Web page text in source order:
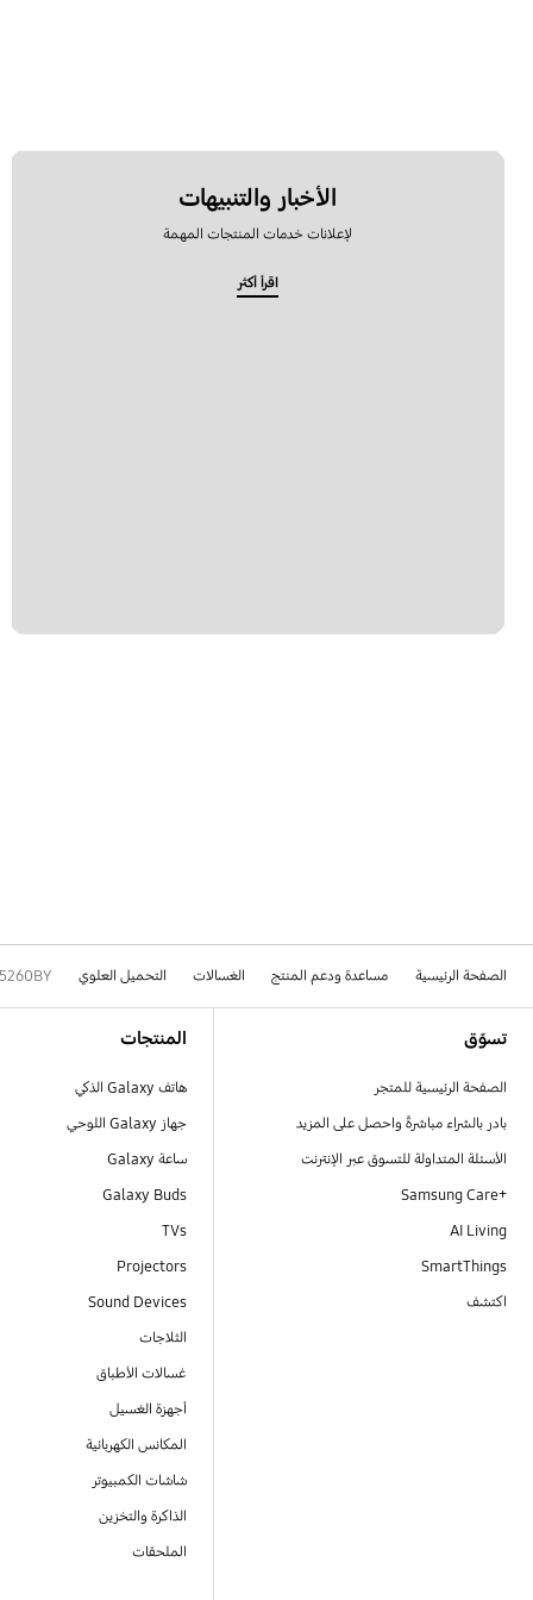
الأخبار والتنبيهات
لإعلانات خدمات المنتجات المهمة
اقرأ أكثر
الصفحة الرئيسية مساعدة ودعم المنتج الغسالات التحميل العلوي
تسوّق
الصفحة الرئيسية للمتجر
بادر بالشراء مباشرةً واحصل على المزيد
الأسئلة المتداولة للتسوق عبر الإنترنت
+Samsung Care
AI Living
SmartThings
اكتشف
المنتجات
هاتف Galaxy الذكي
جهاز Galaxy اللوحي
ساعة Galaxy
Galaxy Buds
TVs
Projectors
Sound Devices
الثلاجات
غسالات الأطباق
أجهزة الغسيل
المكانس الكهربائية
شاشات الكمبيوتر
الذاكرة والتخزين
الملحقات